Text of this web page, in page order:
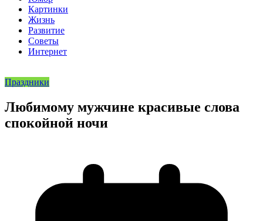
Картинки
Жизнь
Развитие
Советы
Интернет
Праздники
Любимому мужчине красивые слова
спокойной ночи